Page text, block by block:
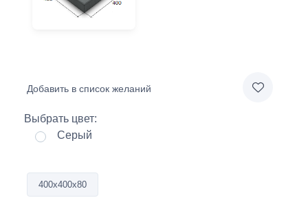
Добавить в список желаний
Выбрать цвет:
Серый
400х400х80